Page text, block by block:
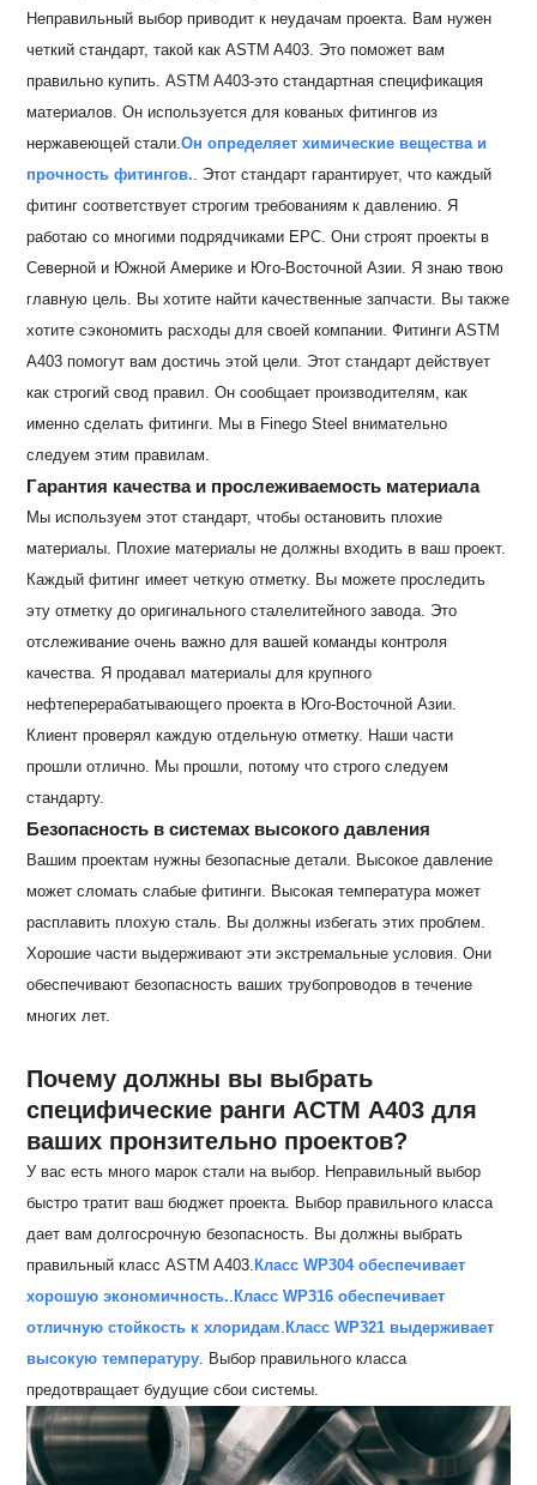
Неправильный выбор приводит к неудачам проекта. Вам нужен
четкий стандарт, такой как ASTM A403. Это поможет вам
правильно купить. ASTM A403-это стандартная спецификация
материалов. Он используется для кованых фитингов из
нержавеющей стали.Он определяет химические вещества и
прочность фитингов. . Этот стандарт гарантирует, что каждый
фитинг соответствует строгим требованиям к давлению. Я
работаю со многими подрядчиками EPC. Они строят проекты в
Северной и Южной Америке и Юго-Восточной Азии. Я знаю твою
главную цель. Вы хотите найти качественные запчасти. Вы также
хотите сэкономить расходы для своей компании. Фитинги ASTM
A403 помогут вам достичь этой цели. Этот стандарт действует
как строгий свод правил. Он сообщает производителям, как
именно сделать фитинги. Мы в Finego Steel внимательно
следуем этим правилам.
Гарантия качества и прослеживаемость материала
Мы используем этот стандарт, чтобы остановить плохие
материалы. Плохие материалы не должны входить в ваш проект.
Каждый фитинг имеет четкую отметку. Вы можете проследить
эту отметку до оригинального сталелитейного завода. Это
отслеживание очень важно для вашей команды контроля
качества. Я продавал материалы для крупного
нефтеперерабатывающего проекта в Юго-Восточной Азии.
Клиент проверял каждую отдельную отметку. Наши части
прошли отлично. Мы прошли, потому что строго следуем
стандарту.
Безопасность в системах высокого давления
Вашим проектам нужны безопасные детали. Высокое давление
может сломать слабые фитинги. Высокая температура может
расплавить плохую сталь. Вы должны избегать этих проблем.
Хорошие части выдерживают эти экстремальные условия. Они
обеспечивают безопасность ваших трубопроводов в течение
многих лет.
Почему должны вы выбрать
специфические ранги АСТМ А403 для
ваших пронзительно проектов?
У вас есть много марок стали на выбор. Неправильный выбор
быстро тратит ваш бюджет проекта. Выбор правильного класса
дает вам долгосрочную безопасность. Вы должны выбрать
правильный класс ASTM A403. Класс WP304 обеспечивает
хорошую экономичность. Класс WP316 обеспечивает
отличную стойкость к хлоридам Класс WP321 выдерживает
высокую температуру . Выбор правильного класса
предотвращает будущие сбои системы.